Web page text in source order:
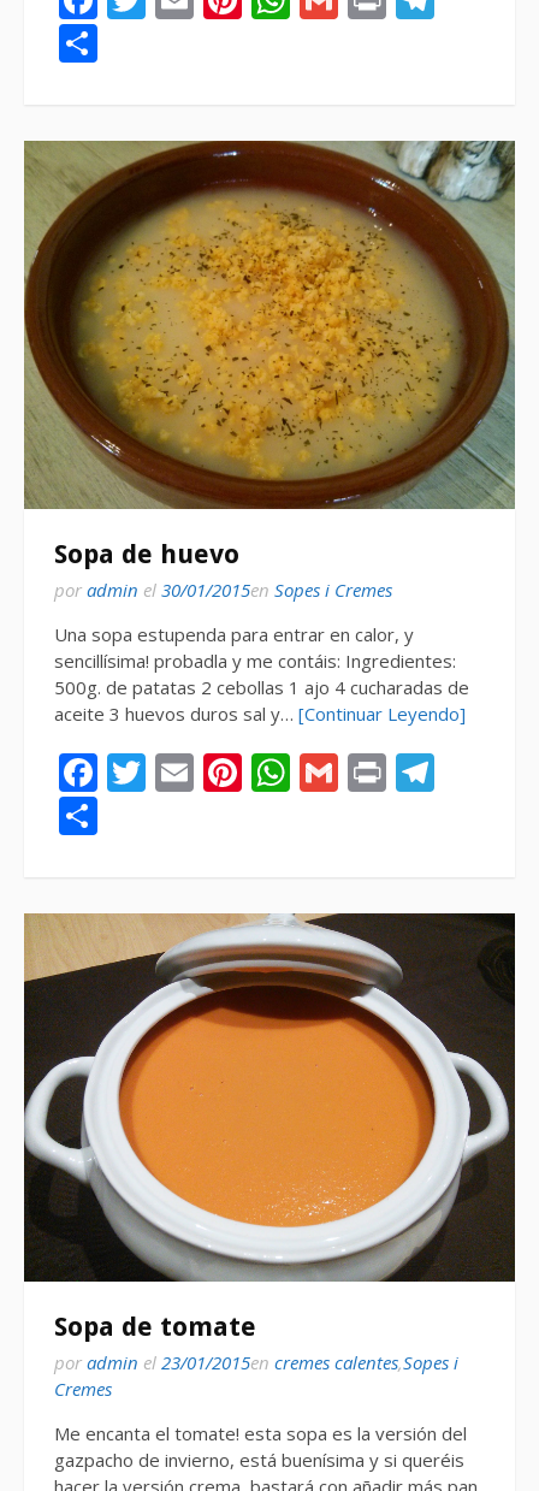
Sopa de huevo
por admin el 30/01/2015en Sopes i Cremes
Una sopa estupenda para entrar en calor, y
sencillísima! probadla y me contáis: Ingredientes:
500g. de patatas 2 cebollas 1 ajo 4 cucharadas de
aceite 3 huevos duros sal y… [Continuar Leyendo]
Facebook
Twitter
EmailPinterest
WhatsApp
Gmail
Print
Sopa de tomate
por admin el 23/01/2015en cremes calentes,Sopes i
Cremes
Me encanta el tomate! esta sopa es la versión del
gazpacho de invierno, está buenísima y si queréis
hacer la versión crema, bastará con añadir más pan